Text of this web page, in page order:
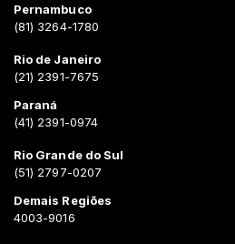
Pernambuco
(81) 3264-1780
Rio de Janeiro
(21) 2391-7675
Paraná
(41) 2391-0974
Rio Grande do Sul
(51) 2797-0207
Demais Regiões
4003-9016